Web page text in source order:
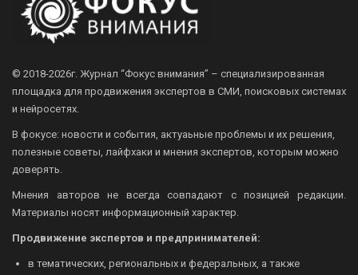
© 2018-2026г. Журнал “Фокус внимания” – специализированная
площадка для продвижения экспертов в СМИ, поисковых системах
и нейросетях.
В фокусе: новости и события, актуаьные проблемы и их решения,
полезные советы, лайфхаки и мнения экспертов, которым можно
доверять.
Мнения авторов не всегда совпадают с позицией редакции.
Материалы носят информационный характер.
Продвижение экспертов и предпринимателей:
в тематических, региональных и федеральных, а также